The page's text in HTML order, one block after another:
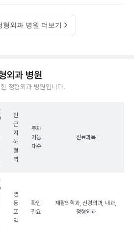
형외과 병원 더보기
외과 병원
정형외과 병원입니다.
인
근
지
하
철
역
주차
가능
대수
진료과목
영
등
포
역
확인
필요
재활의학과, 신경외과, 내과,
정형외과